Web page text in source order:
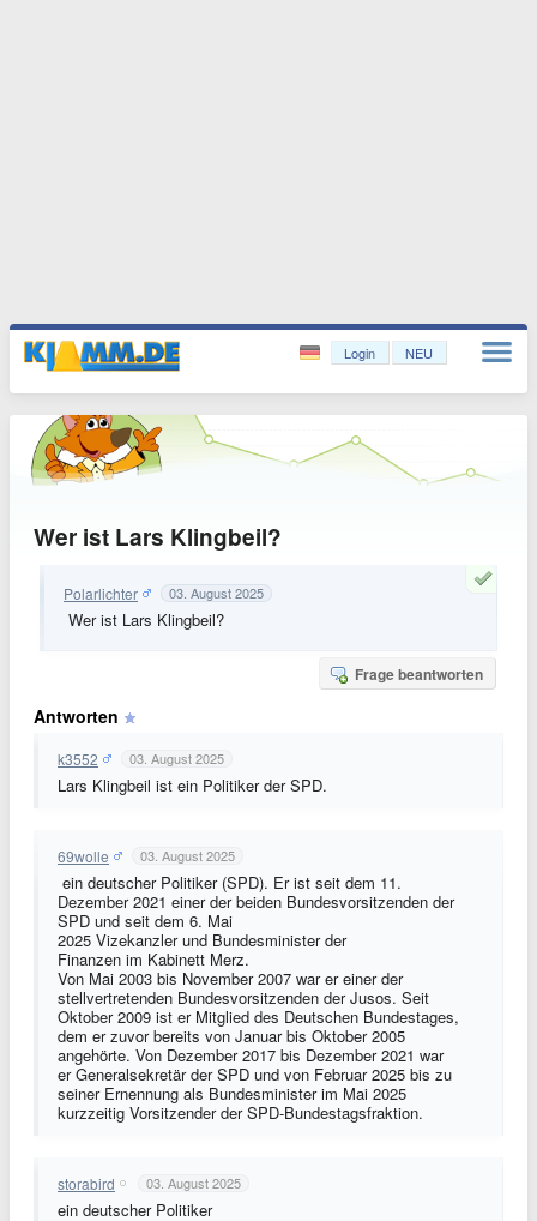
Login NEU
Wer ist Lars Klingbeil?
Polarlichter 03. August 2025
Wer ist Lars Klingbeil?
Frage beantworten
Antworten
k3552 03. August 2025
Lars Klingbeil ist ein Politiker der SPD.
69wolle 03. August 2025
ein deutscher Politiker (SPD). Er ist seit dem 11.
Dezember 2021 einer der beiden Bundesvorsitzenden der
SPD und seit dem 6. Mai
2025 Vizekanzler und Bundesminister der
Finanzen im Kabinett Merz.
Von Mai 2003 bis November 2007 war er einer der
stellvertretenden Bundesvorsitzenden der Jusos. Seit
Oktober 2009 ist er Mitglied des Deutschen Bundestages,
dem er zuvor bereits von Januar bis Oktober 2005
angehörte. Von Dezember 2017 bis Dezember 2021 war
er Generalsekretär der SPD und von Februar 2025 bis zu
seiner Ernennung als Bundesminister im Mai 2025
kurzzeitig Vorsitzender der SPD-Bundestagsfraktion.
storabird 03. August 2025
ein deutscher Politiker